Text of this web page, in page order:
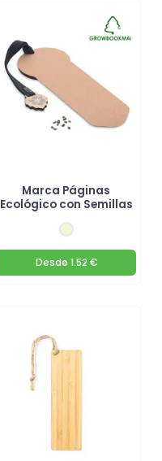
Marca Páginas
Ecológico con Semillas
Desde 1.52 €